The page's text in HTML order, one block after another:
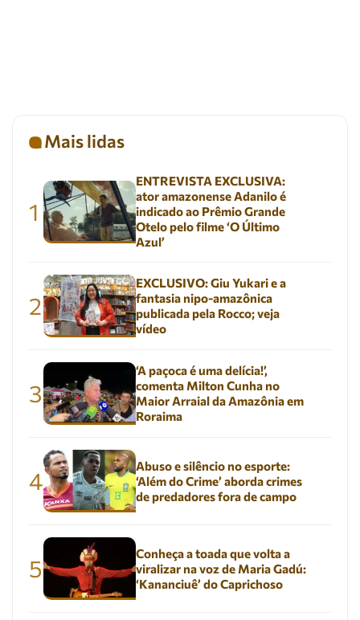
Mais lidas
1
ENTREVISTA EXCLUSIVA:
ator amazonense Adanilo é
indicado ao Prêmio Grande
Otelo pelo filme ‘O Último
Azul’
2
EXCLUSIVO: Giu Yukari e a
fantasia nipo-amazônica
publicada pela Rocco; veja
vídeo
3
‘A paçoca é uma delícia!’,
comenta Milton Cunha no
Maior Arraial da Amazônia em
Roraima
4
Abuso e silêncio no esporte:
‘Além do Crime’ aborda crimes
de predadores fora de campo
5
Conheça a toada que volta a
viralizar na voz de Maria Gadú:
‘Kananciuê’ do Caprichoso